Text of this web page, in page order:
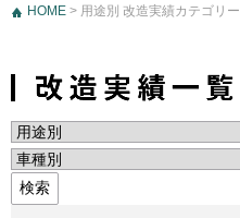
HOME > 用途別 改造実績カテゴリー